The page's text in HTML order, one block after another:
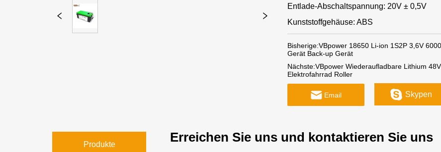
Entlade-Abschaltspannung: 20V ± 0,5V
Kunststoffgehäuse: ABS
Bisherige:VBpower 18650 Li-ion 1S2P 3,6V
Gerät Back-up Gerät
Nächste:VBpower Wiederaufladbare Lithium
Elektrofahrrad Roller
Email Skypen
Produkte Erreichen Sie uns und kontaktieren Sie uns